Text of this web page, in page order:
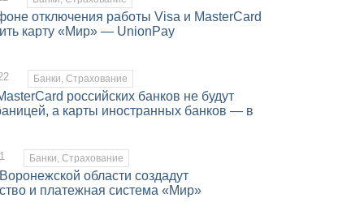
отключения работы Visa и MasterCard
карту «Мир» — UnionPay
Банки, Страхование
российских банков не будут
а карты иностранных банков — в
Банки, Страхование
области создадут
и платежная система «Мир»